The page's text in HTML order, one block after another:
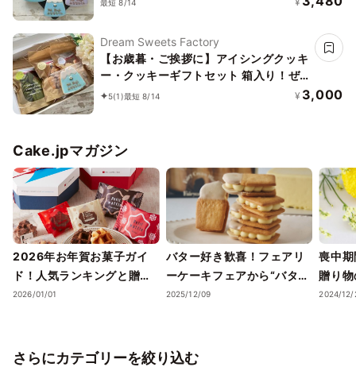
最短 8/14
Dream Sweets Factory
【お歳暮・ご挨拶に】アイシングクッキ
ー・クッキーギフトセット 箱入り！ぜ
ーんぶ富士山セット（3000円）お中元
5(1)最短 8/14 ¥ 3,000
Cake.jpマガジン
2026年お年賀お菓子ガイ
ド！人気ランキングと贈り
方のポイント
2026/01/01
バター好き歓喜！フェアリ
ーケーキフェアから“バター
そのもの”を味わう「究極の
も
2025/12/09
喪中
贈り
2024/12/
さらにカテゴリーを絞り込む